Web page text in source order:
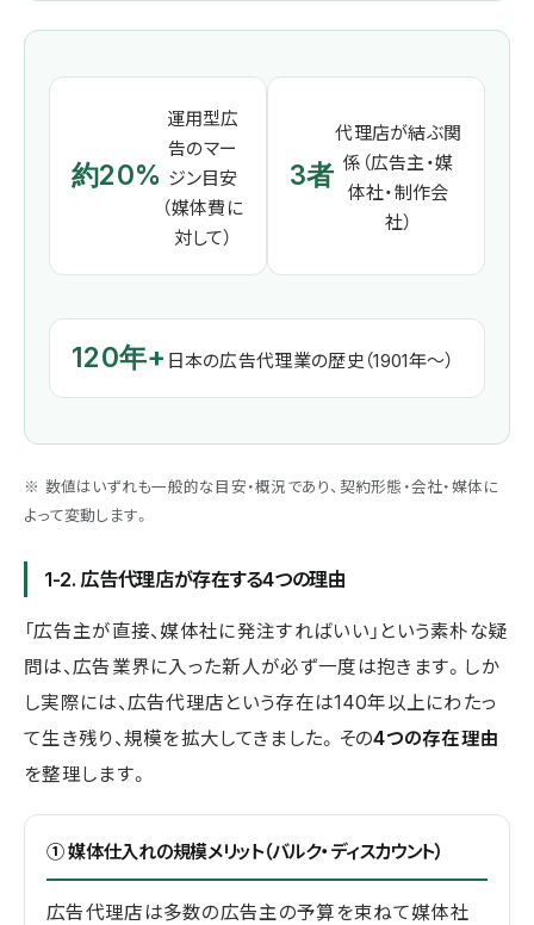
約20%
運用型広
告のマー
ジン目安
（媒体費に
対して）
3者
代理店が結ぶ関
係（広告主・媒
体社・制作会
社）
120年+ 日本の広告代理業の歴史（1901年〜）
※ 数値はいずれも一般的な目安・概況であり、契約形態・会社・媒体に
よって変動します。
1-2. 広告代理店が存在する4つの理由
「広告主が直接、媒体社に発注すればいい」という素朴な疑
問は、広告業界に入った新人が必ず一度は抱きます。しか
し実際には、広告代理店という存在は140年以上にわたっ
て生き残り、規模を拡大してきました。その4つの存在理由
を整理します。
① 媒体仕入れの規模メリット（バルク・ディスカウント）
広告代理店は多数の広告主の予算を束ねて媒体社